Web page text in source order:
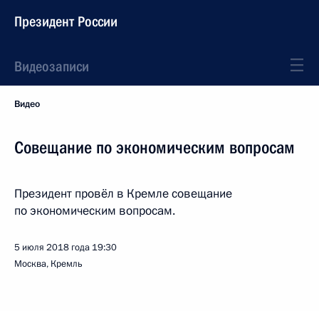
Президент России
Видеозаписи
Видео
Совещание по экономическим вопросам
Президент провёл в Кремле совещание
по экономическим вопросам.
5 июля 2018 года 19:30
Москва, Кремль